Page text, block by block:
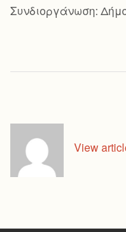
Συνδιοργάνωση:
View